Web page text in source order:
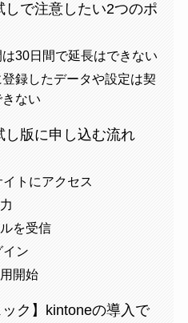
しで注意したい2つのポ
30日間で延長はできない
録したデータや設定は契
ない
し版に申し込む流れ
トにアクセス
を受信
ン
開始
ック】kintoneの導入で